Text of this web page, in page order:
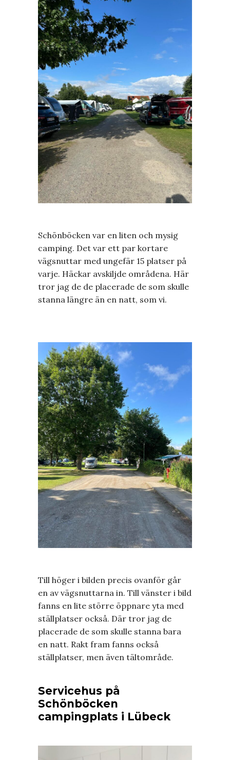
Schönböcken var en liten och mysig
camping. Det var ett par kortare
vägsnuttar med ungefär 15 platser på
varje. Häckar avskiljde områdena. Här
tror jag de de placerade de som skulle
stanna längre än en natt, som vi.
Till höger i bilden precis ovanför går
en av vägsnuttarna in. Till vänster i bild
fanns en lite större öppnare yta med
ställplatser också. Där tror jag de
placerade de som skulle stanna bara
en natt. Rakt fram fanns också
ställplatser, men även tältområde.
Servicehus på
Schönböcken
campingplats i Lübeck